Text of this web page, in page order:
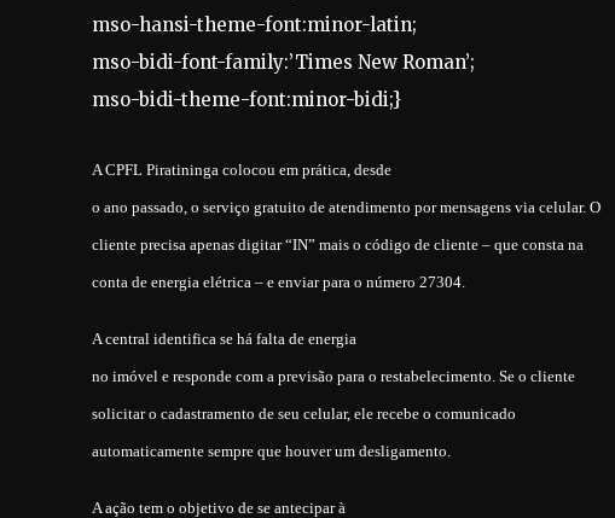
mso-hansi-theme-font:minor-latin;
mso-bidi-font-family:’Times New Roman’;
mso-bidi-theme-font:minor-bidi;}
A CPFL Piratininga colocou em prática, desde
o ano passado, o serviço gratuito de atendimento por mensagens via celular. O
cliente precisa apenas digitar “IN” mais o código de cliente – que consta na
conta de energia elétrica – e enviar para o número 27304.
A central identifica se há falta de energia
no imóvel e responde com a previsão para o restabelecimento. Se o cliente
solicitar o cadastramento de seu celular, ele recebe o comunicado
automaticamente sempre que houver um desligamento.
A ação tem o objetivo de se antecipar à